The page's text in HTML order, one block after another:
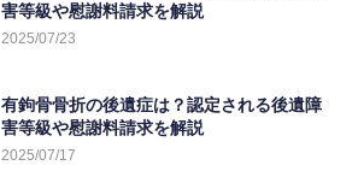
害等級や慰謝料請求を解説
2025/07/23
有鉤骨骨折の後遺症は？認定される後遺障
害等級や慰謝料請求を解説
2025/07/17